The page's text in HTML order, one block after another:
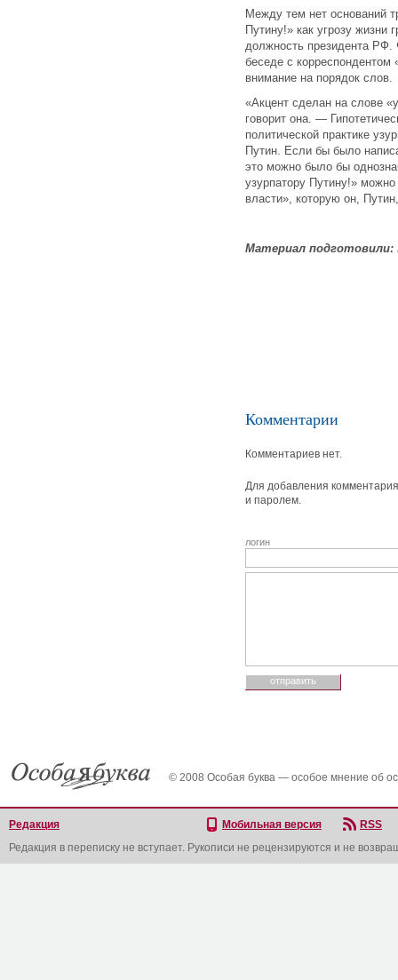
Между тем нет оснований
Путину!» как угрозу
должность президента РФ.
беседе с корреспондентом
внимание на порядок слов.
«Акцент сделан на слове
говорит она. —
политической практике
Путин. Если бы было
это можно было бы
узурпатору Путину!» можно
власти», которую он,
Материал подготовили:
Комментарии
Комментариев нет.
Для добавления
и паролем.
логин
© 2008 Особая буква — особое мнение об
Редакция Мобильная версия
RSS
Редакция в переписку не вступает. Рукописи не рецензируются и не